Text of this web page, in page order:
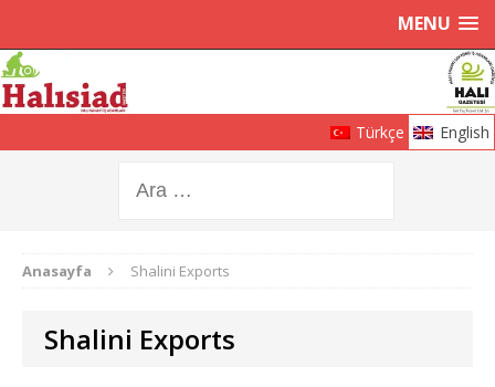
MENU
Türkçe English
Anasayfa Shalini Exports
Shalini Exports